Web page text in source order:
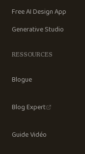
Free AI Design App
Generative Studio
RESSOURCES
Blogue
Blog Expert
Guide Vidéo